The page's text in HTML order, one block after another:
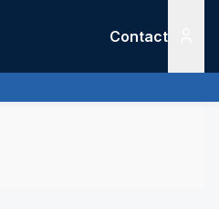
Contact